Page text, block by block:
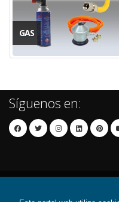
GAS
Síguenos en: